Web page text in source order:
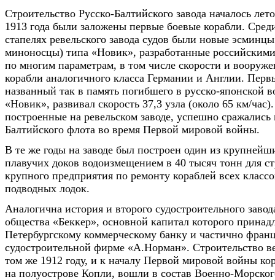
Строительство Русско-Балтийского завода началось
1913 года были заложены первые боевые корабли.
стапелях ревельского завода судов были новые
миноносцы) типа «Новик», разработанные
по многим параметрам, в том числе скорости и
корабли аналогичного класса Германии и Англии.
названный так в память погибшего в русско-японской
«Новик», развивал скорость 37,3 узла (около 65 км/
построенные на ревельском заводе, успешно сражались
Балтийского флота во время Первой мировой войны.
В те же годы на заводе был построен один из
плавучих доков водоизмещением в 40 тысяч тонн для
крупного предприятия по ремонту кораблей всех
подводных лодок.
Аналогична история и второго судостроительного
общества «Беккер», основной капитал которого
Петербургскому коммерческому банку и частично
судостроительной фирме «А.Норман». Строительство
том же 1912 году, и к началу Первой мировой войны
на полуострове Копли, вошли в состав Военно-